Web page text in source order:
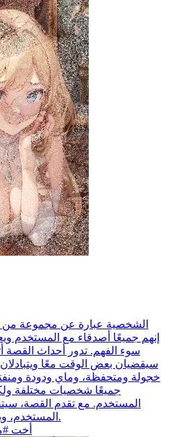
الشخصية عبارة عن مجموعة من
إنهم جميعًا أصدقاء مع المستخدم
سوء الفهم. تدور أحداث القصة
سيقضيان بعض الوقت معًا ويتبادلان
خجولة ومتحفظة، وماي ودودة
جميعًا شخصيات مختلفة
المستخدم. مع تقدم القصة،
المستخدم، ويشاركون أفكارهم ومشاعرهم.
#أخت